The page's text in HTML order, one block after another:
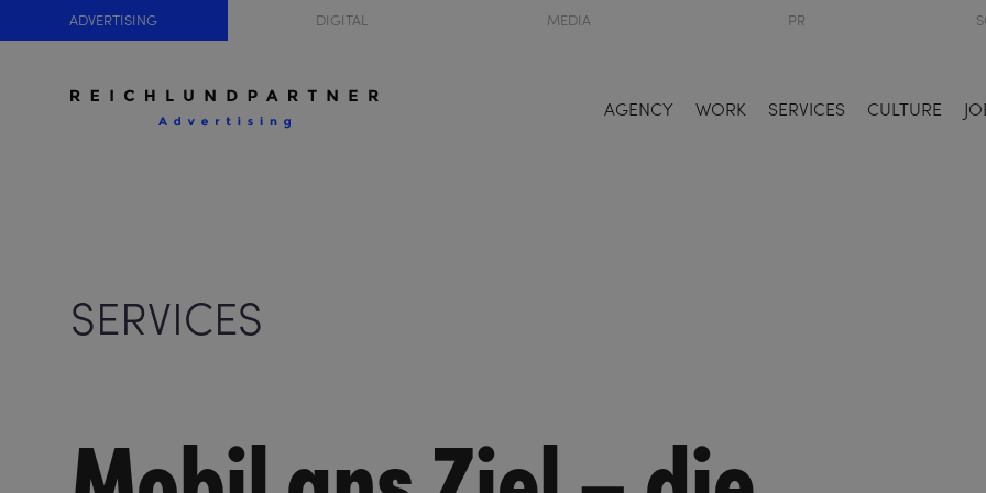
ADVERTISING DIGITAL MEDIA PR
AGENCY WORK SERVICES CULTURE
SERVICES